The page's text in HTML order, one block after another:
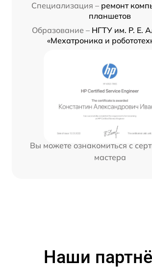
Специализация – ремонт
планшетов
Образование – НГТУ им. Р. Е.
«Мехатроника и
Вы можете ознакомиться с
мастера
Наши